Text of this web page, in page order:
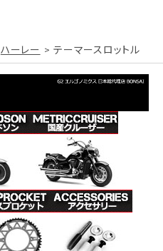
ハーレー テーマースロットル